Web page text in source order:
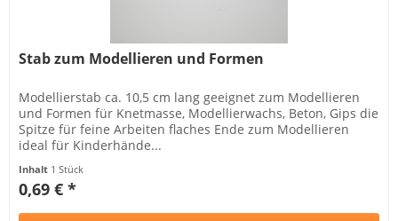
Stab zum Modellieren und Formen
Modellierstab ca. 10,5 cm lang geeignet zum Modellieren
und Formen für Knetmasse, Modellierwachs, Beton, Gips die
Spitze für feine Arbeiten flaches Ende zum Modellieren
ideal für Kinderhände...
Inhalt 1 Stück
0,69 € *